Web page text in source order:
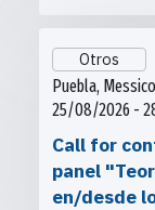
Otros
Puebla, Messico
25/08/2026 -
Call for
panel
en/desde